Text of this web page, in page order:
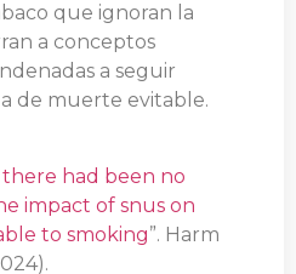
que ignoran la
a conceptos
a seguir
de muerte evitable.
there had been no
impact of snus on
to smoking”. Harm